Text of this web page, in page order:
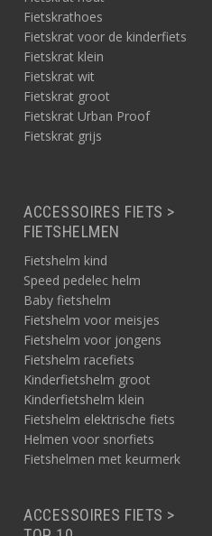
Fietskrathoes
Fietskrat voor de kinderfiets
Fietskrat klein
Fietskrat wit
Fietskrat groot
Fietskrat Urban Proof
Fietskrat grijs
ACCESSOIRES FIETS >
FIETSHELMEN
Fietshelm kind
Speed pedelec helm
Baby fietshelm
Fietshelm voor meisjes
Fietshelm voor jongens
Fietshelm racefiets
Kinderfietshelm groot
Kinderfietshelm klein
Fietshelm elektrische fiets
Helmen voor snorfiets
Fietshelmen met keurmerk
ACCESSOIRES FIETS >